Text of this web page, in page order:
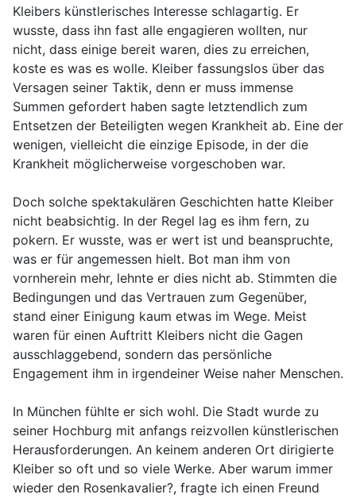
Kleibers künstlerisches Interesse schlagartig. Er
wusste, dass ihn fast alle engagieren wollten, nur
nicht, dass einige bereit waren, dies zu erreichen,
koste es was es wolle. Kleiber fassungslos über das
Versagen seiner Taktik, denn er muss immense
Summen gefordert haben sagte letztendlich zum
Entsetzen der Beteiligten wegen Krankheit ab. Eine der
wenigen, vielleicht die einzige Episode, in der die
Krankheit möglicherweise vorgeschoben war.
Doch solche spektakulären Geschichten hatte Kleiber
nicht beabsichtig. In der Regel lag es ihm fern, zu
pokern. Er wusste, was er wert ist und beanspruchte,
was er für angemessen hielt. Bot man ihm von
vornherein mehr, lehnte er dies nicht ab. Stimmten die
Bedingungen und das Vertrauen zum Gegenüber,
stand einer Einigung kaum etwas im Wege. Meist
waren für einen Auftritt Kleibers nicht die Gagen
ausschlaggebend, sondern das persönliche
Engagement ihm in irgendeiner Weise naher Menschen.
In München fühlte er sich wohl. Die Stadt wurde zu
seiner Hochburg mit anfangs reizvollen künstlerischen
Herausforderungen. An keinem anderen Ort dirigierte
Kleiber so oft und so viele Werke. Aber warum immer
wieder den Rosenkavalier?, fragte ich einen Freund